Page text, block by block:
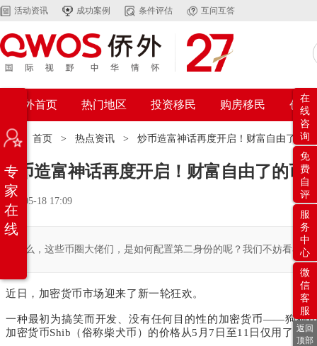
活动资讯 成功案例 条件评估 互问互答
侨外首页 热门地区 投资移民 购房移民 创业
位置： 首页 > 热点资讯 > 炒币造富神话再度开启！财富自由了的
炒币造富神话再度开启！财富自由了的币
2021-05-18 17:09
那么，这些币圈大佬们，是如何配置第二身份的呢？我们不妨看看
近日，加密货币市场迎来了新一轮狂欢。
一种最初为搞笑而开发、没有任何目的性的加密货币——狗狗
加密货币Shib （俗称柴犬币）的价格从5 月 7 日至11 日仅用了四
专
家
在
线
在
线
咨
询
免
费
自
评
服
务
中
心
微
信
客
服
返回
顶部